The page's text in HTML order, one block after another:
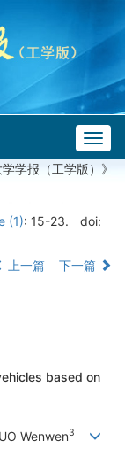
学报（工学版）》
(1): 15-23.
doi:
上一篇 下一篇
based on
Wenwen3